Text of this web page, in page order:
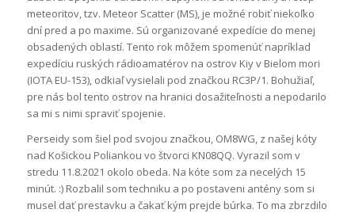
meteoritov, tzv. Meteor Scatter (MS), je možné robiť niekoľko
dní pred a po maxime. Sú organizované expedície do menej
obsadených oblastí. Tento rok môžem spomenúť napríklad
expedíciu ruských rádioamatérov na ostrov Kiy v Bielom mori
(IOTA EU-153), odkiaľ vysielali pod značkou RC3P/1. Bohužiaľ,
pre nás bol tento ostrov na hranici dosažiteľnosti a nepodarilo
sa mi s nimi spraviť spojenie.
Perseidy som šiel pod svojou značkou, OM8WG, z našej kóty
nad Košickou Poliankou vo štvorci KN08QQ. Vyrazil som v
stredu 11.8.2021 okolo obeda. Na kóte som za necelých 15
minút. :) Rozbalil som techniku a po postaveni antény som si
musel dať prestavku a čakať kým prejde búrka. To ma zbrzdilo